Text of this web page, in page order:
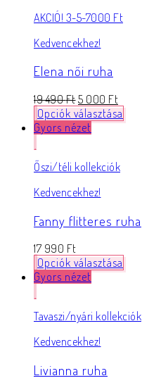
AKCIÓ! 3-5-7000 Ft
Kedvencekhez!
Elena női ruha
19 490Ft5 000 Ft
Opciók választása
Gyors nézet
Őszi/téli kollekciók
Kedvencekhez!
Fanny flitteres ruha
17 990 Ft
Opciók választása
Gyors nézet
Tavaszi/nyári kollekciók
Kedvencekhez!
Livianna ruha